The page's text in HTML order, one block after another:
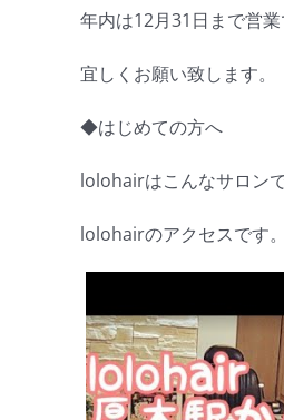
年内は12月31日まで営
宜しくお願い致します。
◆はじめての方へ
lolohairはこんなサロン
lolohairのアクセスです。